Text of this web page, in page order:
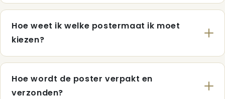
Hoe weet ik welke postermaat ik moet
kiezen?
Hoe wordt de poster verpakt en
verzonden?